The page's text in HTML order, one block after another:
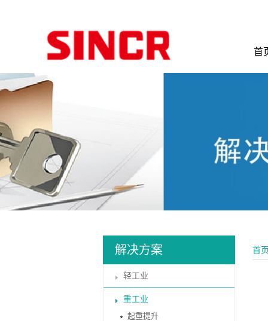
首
解决方案
轻工业
重工业
起重提升
首页